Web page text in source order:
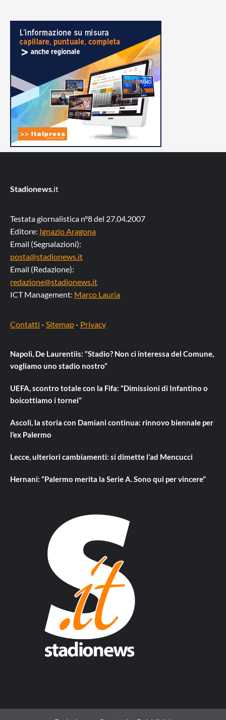
Stadionews .it
Testata giornalistica n°8 del 27.04.2007
Editore: Ignazio Aragona
Email (Segnalazioni):
posta@stadionews.it
Email (Redazione):
redazione@stadionews.it
ICT Management: Marco Lauria
Contatti - Sitemap- Privacy
Napoli, De Laurentiis: “Stadio? Non ci interessa del Comune,
vogliamo uno stadio nostro”
UEFA, scontro totale con la Fifa: “Dimissioni di Infantino o
boicottiamo i tornei”
Ascoli, la storia con Damiani continua: rinnovo biennale per
l’ex Palermo
Lecce, ulteriori cambiamenti: si dimette l’ad Mencucci
Hernani: “Palermo merita la Serie A. Sono qui per vincere”